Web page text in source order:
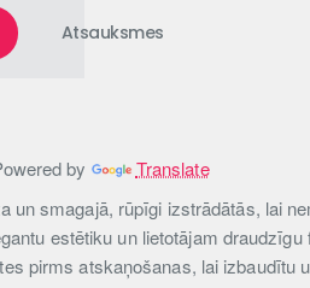
Atsauksmes
by
Translate
smagajā, rūpīgi izstrādātās, lai
estētiku un lietotājam
pirms atskaņošanas, lai izbaudītu